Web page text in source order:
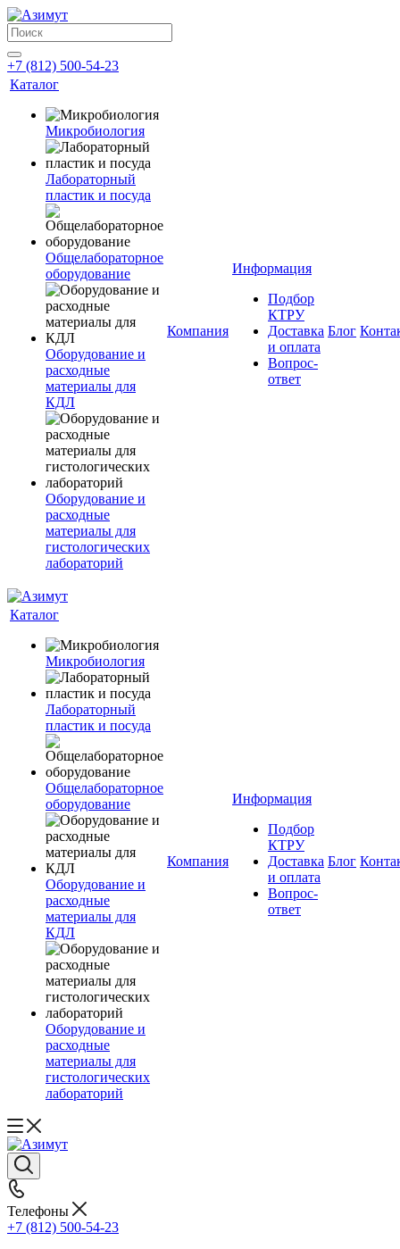
+7 (812) 500-54-23
Каталог
Микробиология
Лабораторный
пластик и посуда
Общелабораторное
оборудование
Оборудование и
расходные
материалы для
КДЛ
Оборудование и
расходные
материалы для
гистологических
лабораторий
Компания
Информация
Подбор
КТРУ
Доставка
и оплата
Вопрос-
ответ
Блог
Каталог
Микробиология
Лабораторный
пластик и посуда
Общелабораторное
оборудование
Оборудование и
расходные
материалы для
КДЛ
Оборудование и
расходные
материалы для
гистологических
лабораторий
Компания
Информация
Подбор
КТРУ
Доставка
и оплата
Вопрос-
ответ
Блог
Телефоны
+7 (812) 500-54-23